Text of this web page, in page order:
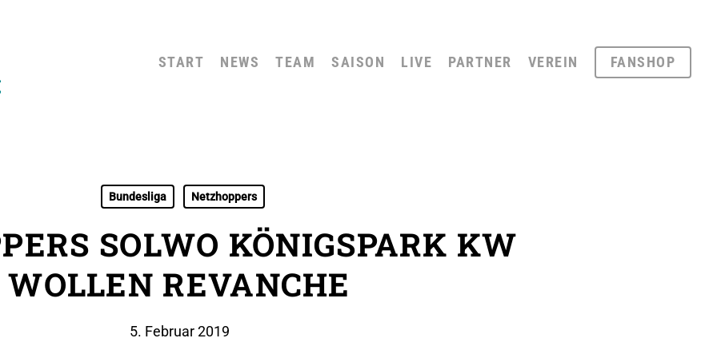
START NEWS TEAM SAISON LIVE PARTNER VEREIN FANSHOP
Bundesliga Netzhoppers
SOLWO KÖNIGSPARK KW
WOLLEN REVANCHE
5. Februar 2019